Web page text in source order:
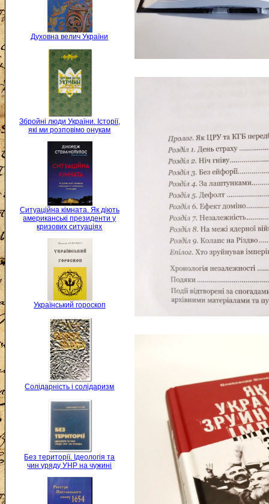
Духовна велич України
Збройні люди України. Історії,
які ми розповімо онукам
Ситуаційна кімната. Як діють
американські президенти у
кризових ситуаціях
Український гороскоп
Солідарність і солідаризм
Без території. Ідеологія та
чин уряду УНР на чужині